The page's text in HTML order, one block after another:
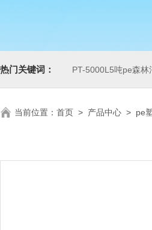
热门关键词： PT-5000L5吨pe森林
当前位置： 首页 > 产品中心 > pe